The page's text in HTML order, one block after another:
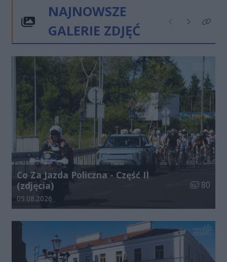
NAJNOWSZE
GALERIE ZDJĘĆ
Poprzednie
NastępneKliknij
Co Za Jazda Policzna - Część II
(zdjęcia)
Liczba
80
Data dodania galerii:
09.08.2026